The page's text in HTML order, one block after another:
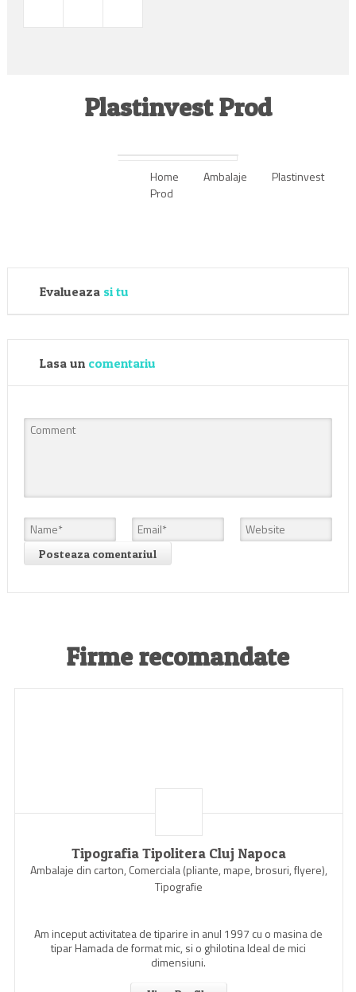
Plastinvest Prod
Home Ambalaje
Plastinvest
Prod
Evalueaza si tu
Lasa un comentariu
Firme recomandate
Tipografia Tipolitera Cluj Napoca
Ambalaje din carton, Comerciala (pliante, mape, brosuri, flyere),
Tipografie
Am inceput activitatea de tiparire in anul 1997 cu o masina de
tipar Hamada de format mic, si o ghilotina Ideal de mici
dimensiuni.